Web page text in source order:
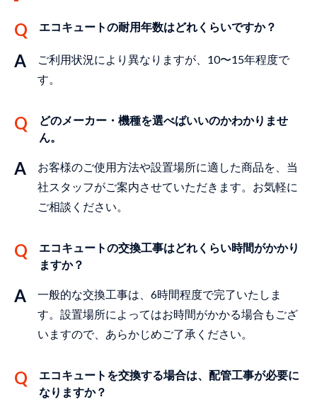
エコキュートの耐⽤年数はどれくらいですか？
ご利⽤状況により異なりますが、10〜15年程度で
す。
どのメーカー・機種を選べばいいのかわかりませ
ん。
お客様のご使⽤⽅法や設置場所に適した商品を、当
社スタッフがご案内させていただきます。お気軽に
ご相談ください。
エコキュートの交換⼯事はどれくらい時間がかかり
ますか？
⼀般的な交換⼯事は、6時間程度で完了いたしま
す。設置場所によってはお時間がかかる場合もござ
いますので、あらかじめご了承ください。
エコキュートを交換する場合は、配管⼯事が必要に
なりますか？